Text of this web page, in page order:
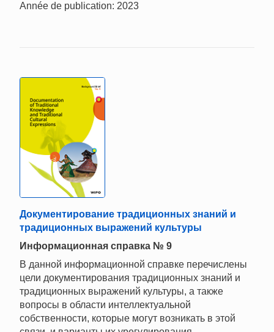
Année de publication: 2023
Документирование традиционных знаний и
традиционных выражений культуры
Информационная справка № 9
В данной информационной справке перечислены
цели документирования традиционных знаний и
традиционных выражений культуры, а также
вопросы в области интеллектуальной
собственности, которые могут возникать в этой